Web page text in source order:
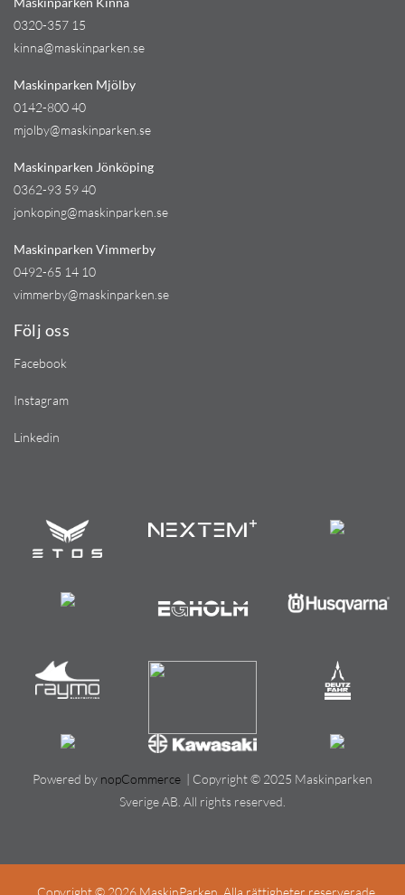
0320-357 15
kinna@maskinparken.se
Maskinparken Mjölby
0142-800 40
mjolby@maskinparken.se
Maskinparken Jönköping
0362-93 59 40
jonkoping@maskinparken.se
Maskinparken Vimmerby
0492-65 14 10
vimmerby@maskinparken.se
Följ oss
Facebook
Instagram
Linkedin
Powered by nopCommerce | Copyright © 2025 Maskinparken
Sverige AB. All rights reserved.
Copyright © 2026 MaskinParken. Alla rättigheter reserverade.